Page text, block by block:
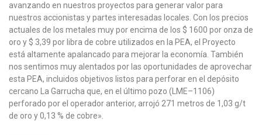
avanzando en nuestros proyectos para generar valor para
nuestros accionistas y partes interesadas locales. Con los precios
actuales de los metales muy por encima de los $ 1600 por onza de
oro y $ 3,39 por libra de cobre utilizados en la PEA, el Proyecto
está altamente apalancado para mejorar la economía. También
nos sentimos muy alentados por las oportunidades de aprovechar
esta PEA, incluidos objetivos listos para perforar en el depósito
cercano La Garrucha que, en el último pozo (LME–1106)
perforado por el operador anterior, arrojó 271 metros de 1,03 g/t
de oro y 0,13 % de cobre».